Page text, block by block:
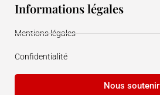
Informations légales
Mentions légales
Confidentialité
Nous soutenir